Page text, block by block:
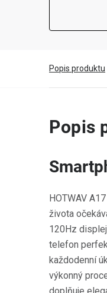
Popis produktu
Popis
HOTWAV
života
120Hz
telefon
každodenní
výkonný